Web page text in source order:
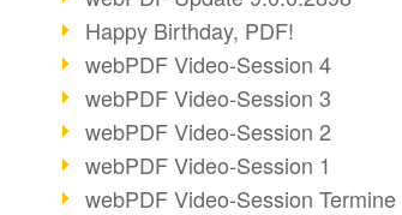
Happy Birthday, PDF!
webPDF Video-Session 4
webPDF Video-Session 3
webPDF Video-Session 2
webPDF Video-Session 1
webPDF Video-Session Termine